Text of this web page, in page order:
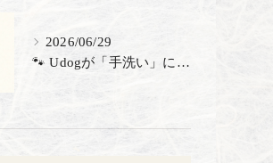
2026/06/29
🐾 Udogが「手洗い」にこだわる理由 🐾 トリミングサロン...